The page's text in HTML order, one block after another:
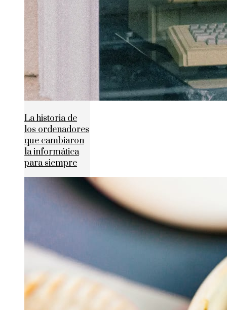
La historia de
los ordenadores
que cambiaron
la informática
para siempre